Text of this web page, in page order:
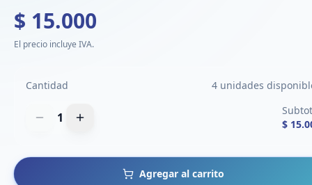
$ 15.000
El precio incluye IVA.
Cantidad 4 unidades
1
$
Agregar al carrito